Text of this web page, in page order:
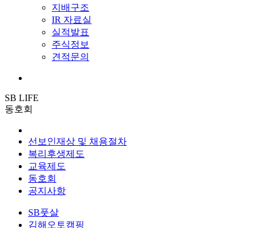
지배구조
IR 자료실
실적발표
주식정보
견적문의
SB LIFE
동호회
선보인재상 및 채용절차
복리후생제도
교육제도
동호회
공지사항
SB풋살
김해오토캠핑